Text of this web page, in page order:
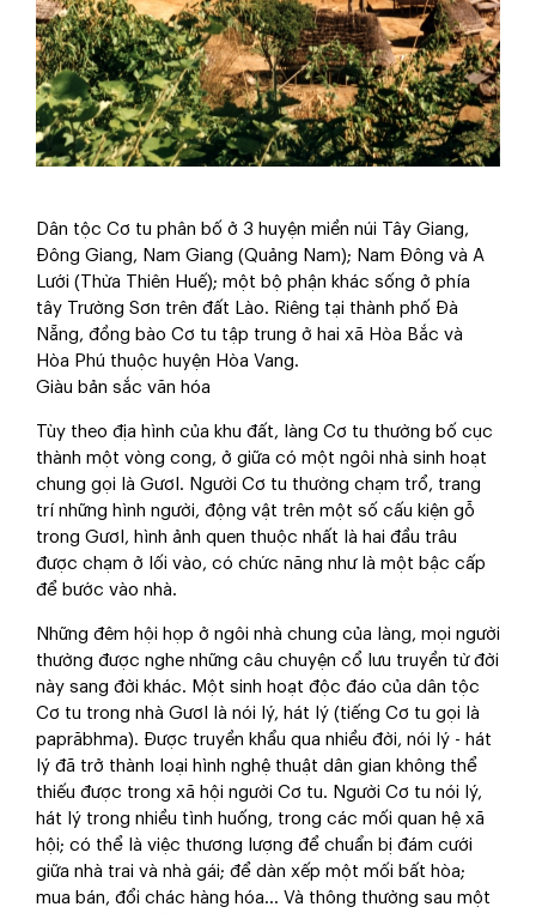
Dân tộc Cơ tu phân bố ở 3 huyện miền núi Tây Giang,
Đông Giang, Nam Giang (Quảng Nam); Nam Đông và A
Lưới (Thừa Thiên Huế); một bộ phận khác sống ở phía
tây Trường Sơn trên đất Lào. Riêng tại thành phố Đà
Nẵng, đồng bào Cơ tu tập trung ở hai xã Hòa Bắc và
Hòa Phú thuộc huyện Hòa Vang.
Giàu bản sắc văn hóa
Tùy theo địa hình của khu đất, làng Cơ tu thường bố cục
thành một vòng cong, ở giữa có một ngôi nhà sinh hoạt
chung gọi là Gươl. Người Cơ tu thường chạm trổ, trang
trí những hình người, động vật trên một số cấu kiện gỗ
trong Gươl, hình ảnh quen thuộc nhất là hai đầu trâu
được chạm ở lối vào, có chức năng như là một bậc cấp
để bước vào nhà.
Những đêm hội họp ở ngôi nhà chung của làng, mọi người
thường được nghe những câu chuyện cổ lưu truyền từ đời
này sang đời khác. Một sinh hoạt độc đáo của dân tộc
Cơ tu trong nhà Gươl là nói lý, hát lý (tiếng Cơ tu gọi là
paprăbhma). Được truyền khẩu qua nhiều đời, nói lý - hát
lý đã trở thành loại hình nghệ thuật dân gian không thể
thiếu được trong xã hội người Cơ tu. Người Cơ tu nói lý,
hát lý trong nhiều tình huống, trong các mối quan hệ xã
hội; có thể là việc thương lượng để chuẩn bị đám cưới
giữa nhà trai và nhà gái; để dàn xếp một mối bất hòa;
mua bán, đổi chác hàng hóa... Và thông thường sau một